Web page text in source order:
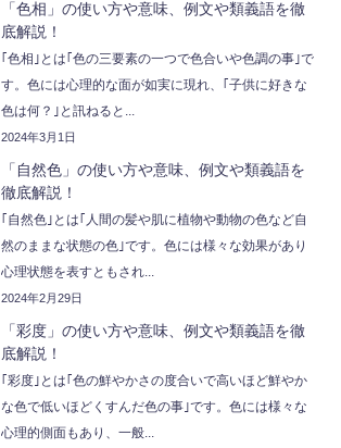
「色相」の使い方や意味、例文や類義語を徹
底解説！
｢色相｣とは｢色の三要素の一つで色合いや色調の事｣で
す。色には心理的な面が如実に現れ、｢子供に好きな
色は何？｣と訊ねると...
2024年3月1日
「自然色」の使い方や意味、例文や類義語を
徹底解説！
｢自然色｣とは｢人間の髪や肌に植物や動物の色など自
然のままな状態の色｣です。色には様々な効果があり
心理状態を表すともされ...
2024年2月29日
「彩度」の使い方や意味、例文や類義語を徹
底解説！
｢彩度｣とは｢色の鮮やかさの度合いで高いほど鮮やか
な色で低いほどくすんだ色の事｣です。色には様々な
心理的側面もあり、一般...